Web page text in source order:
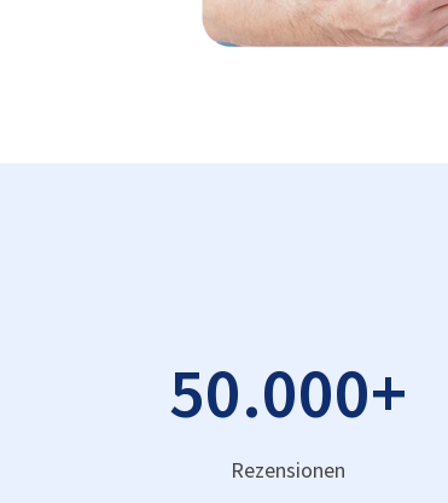
50.000+
Rezensionen